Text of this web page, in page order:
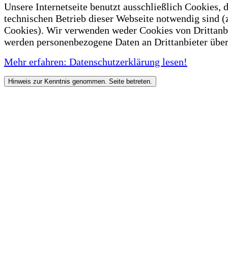
Unsere Internetseite benutzt ausschließlich Cookies,
technischen Betrieb dieser Webseite notwendig sind
Cookies). Wir verwenden weder Cookies von
werden personenbezogene Daten an Drittanbieter
Mehr erfahren: Datenschutzerklärung lesen!
Hinweis zur Kenntnis genommen. Seite betreten.